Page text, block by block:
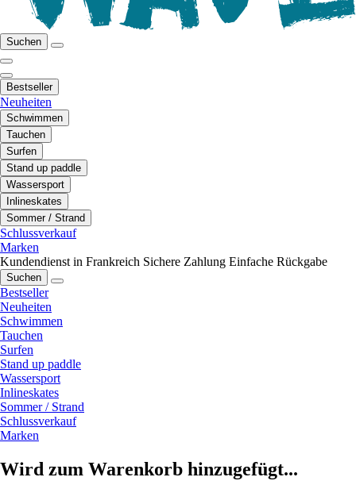
Suchen
Bestseller
Neuheiten
Schwimmen
Tauchen
Surfen
Stand up paddle
Wassersport
Inlineskates
Sommer / Strand
Schlussverkauf
Marken
Kundendienst in Frankreich Sichere Zahlung Einfache Rückgabe
Suchen
Bestseller
Neuheiten
Schwimmen
Tauchen
Surfen
Stand up paddle
Wassersport
Inlineskates
Sommer / Strand
Schlussverkauf
Marken
Wird zum Warenkorb hinzugefügt...